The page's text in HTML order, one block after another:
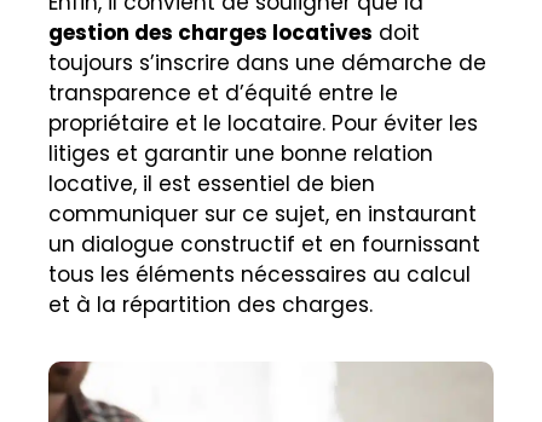
gestion des charges locatives doit
toujours s’inscrire dans une démarche de
transparence et d’équité entre le
propriétaire et le locataire. Pour éviter les
litiges et garantir une bonne relation
locative, il est essentiel de bien
communiquer sur ce sujet, en instaurant
un dialogue constructif et en fournissant
tous les éléments nécessaires au calcul
et à la répartition des charges.